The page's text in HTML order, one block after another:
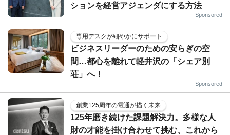
ションを経営アジェンダにする方法
Sponsored
専用デスクが細やかにサポート
ビジネスリーダーのための安らぎの空
間…都心を離れて軽井沢の「シェア別
荘」へ！
Sponsored
創業125周年の電通が描く未来
125年磨き続けた課題解決力。多様な人
財の才能を掛け合わせて挑む、これから